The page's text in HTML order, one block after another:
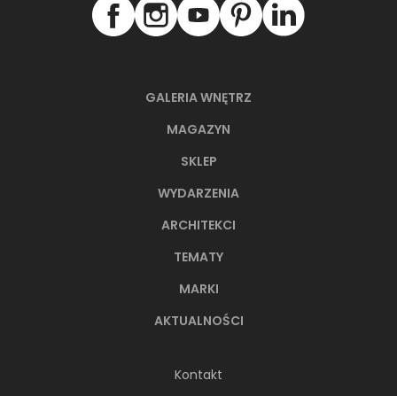
NAJNOWSZE ARTYKUŁY
przystań dla nowoczesnej
GALERIA WNĘTRZ
MAGAZYN
SKLEP
WYDARZENIA
ARCHITEKCI
TEMATY
MARKI
AKTUALNOŚCI
Kontakt